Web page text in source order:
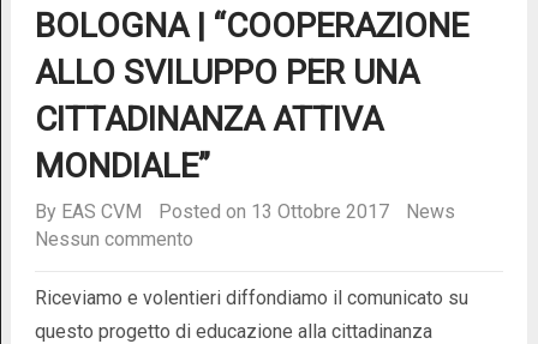
BOLOGNA | “COOPERAZIONE
ALLO SVILUPPO PER UNA
CITTADINANZA ATTIVA
MONDIALE”
By EAS CVM Posted on 13 Ottobre 2017
News
Nessun commento
Riceviamo e volentieri diffondiamo il comunicato su
questo progetto di educazione alla cittadinanza